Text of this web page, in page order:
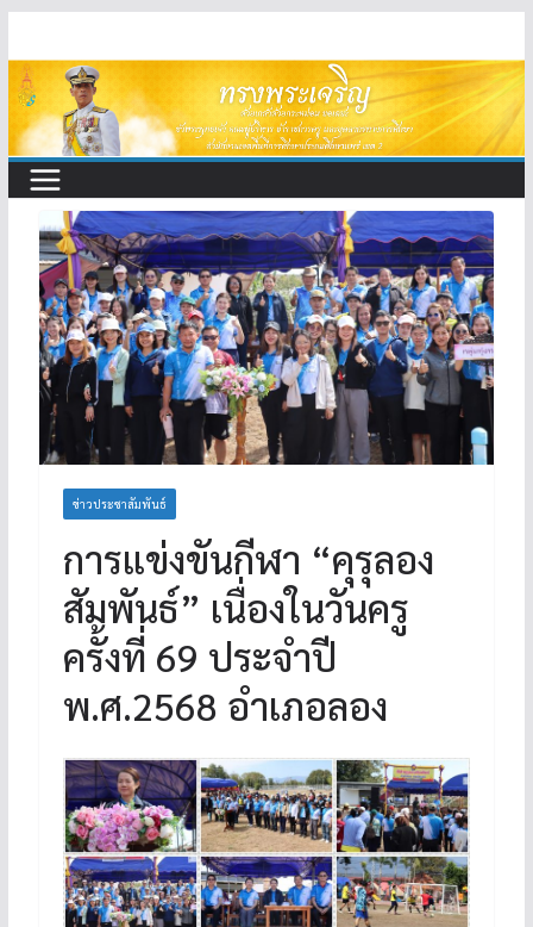
to
content
ข่าวประชาสัมพันธ์
การแข่งขันกีฬา “คุรุลอง
สัมพันธ์” เนื่องในวันครู
ครั้งที่ 69 ประจำปี
พ.ศ.2568 อำเภอลอง